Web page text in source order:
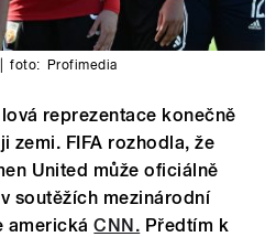
foto: Profimedia
reprezentace konečně
zemi. FIFA rozhodla, že
United může oficiálně
soutěžích mezinárodní
americkáCNN. Předtím k